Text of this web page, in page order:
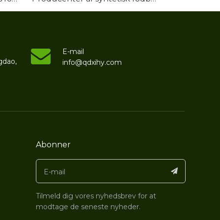
E-mail
info@qdxihy.com
Abonner
Tilmeld dig vores nyhedsbrev for at
modtage de seneste nyheder.